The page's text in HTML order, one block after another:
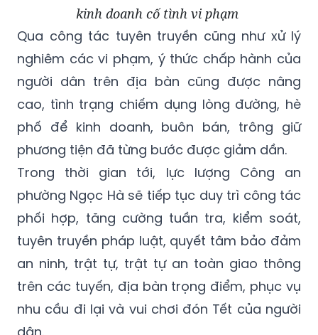
kinh doanh cố tình vi phạm
Qua công tác tuyên truyền cũng như xử lý
nghiêm các vi phạm, ý thức chấp hành của
người dân trên địa bàn cũng được nâng
cao, tình trạng chiếm dụng lòng đường, hè
phố để kinh doanh, buôn bán, trông giữ
phương tiện đã từng bước được giảm dần.
Trong thời gian tới, lực lượng Công an
phường Ngọc Hà sẽ tiếp tục duy trì công tác
phối hợp, tăng cường tuần tra, kiểm soát,
tuyên truyền pháp luật, quyết tâm bảo đảm
an ninh, trật tự, trật tự an toàn giao thông
trên các tuyến, địa bàn trọng điểm, phục vụ
nhu cầu đi lại và vui chơi đón Tết của người
dân.